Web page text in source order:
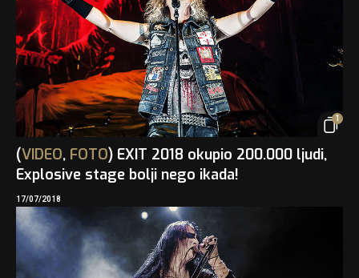
1
(VIDEO, FOTO) EXIT 2018 okupio 200.000 ljudi,
Explosive stage bolji nego ikada!
17/07/2018